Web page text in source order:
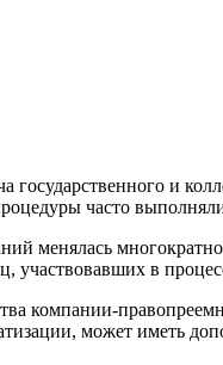
и
часто
менялась
участвовавших в
компании-
может иметь